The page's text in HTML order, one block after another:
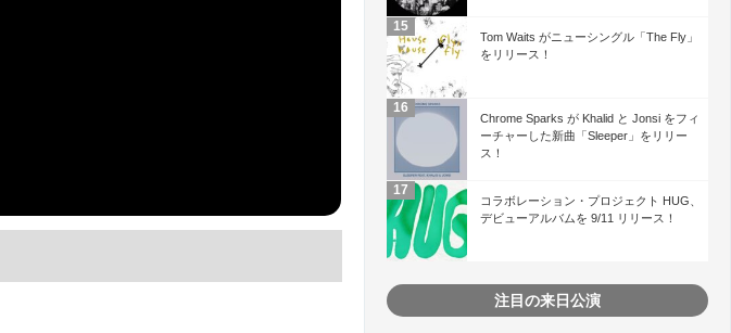
Tom Waits がニューシングル「The Fly」
をリリース！
Chrome Sparks が Khalid と Jonsi をフィ
ーチャーした新曲「Sleeper」をリリー
ス！
コラボレーション・プロジェクト HUG、
デビューアルバムを 9/11 リリース！
注目の来日公演